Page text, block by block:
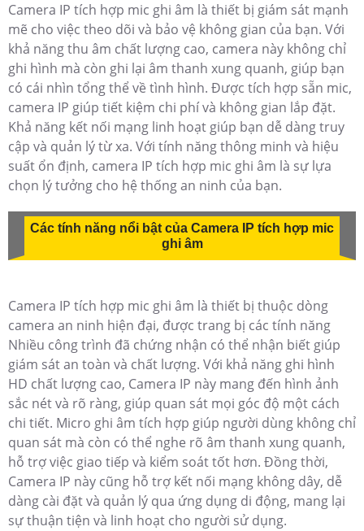
Camera IP tích hợp mic ghi âm là thiết bị giám sát mạnh
mẽ cho việc theo dõi và bảo vệ không gian của bạn. Với
khả năng thu âm chất lượng cao, camera này không chỉ
ghi hình mà còn ghi lại âm thanh xung quanh, giúp bạn
có cái nhìn tổng thể về tình hình. Được tích hợp sẵn mic,
camera IP giúp tiết kiệm chi phí và không gian lắp đặt.
Khả năng kết nối mạng linh hoạt giúp bạn dễ dàng truy
cập và quản lý từ xa. Với tính năng thông minh và hiệu
suất ổn định, camera IP tích hợp mic ghi âm là sự lựa
chọn lý tưởng cho hệ thống an ninh của bạn.
Các tính năng nổi bật của Camera IP tích hợp mic
ghi âm
Camera IP tích hợp mic ghi âm là thiết bị thuộc dòng
camera an ninh hiện đại, được trang bị các tính năng
Nhiều công trình đã chứng nhận có thể nhận biết giúp
giám sát an toàn và chất lượng. Với khả năng ghi hình
HD chất lượng cao, Camera IP này mang đến hình ảnh
sắc nét và rõ ràng, giúp quan sát mọi góc độ một cách
chi tiết. Micro ghi âm tích hợp giúp người dùng không chỉ
quan sát mà còn có thể nghe rõ âm thanh xung quanh,
hỗ trợ việc giao tiếp và kiểm soát tốt hơn. Đồng thời,
Camera IP này cũng hỗ trợ kết nối mạng không dây, dễ
dàng cài đặt và quản lý qua ứng dụng di động, mang lại
sự thuận tiện và linh hoạt cho người sử dụng.